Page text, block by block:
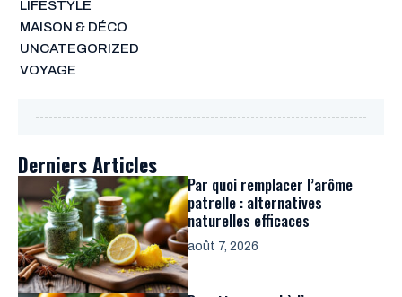
LIFESTYLE
MAISON & DÉCO
UNCATEGORIZED
VOYAGE
Derniers Articles
Par quoi remplacer l’arôme
patrelle : alternatives
naturelles efficaces
août 7, 2026